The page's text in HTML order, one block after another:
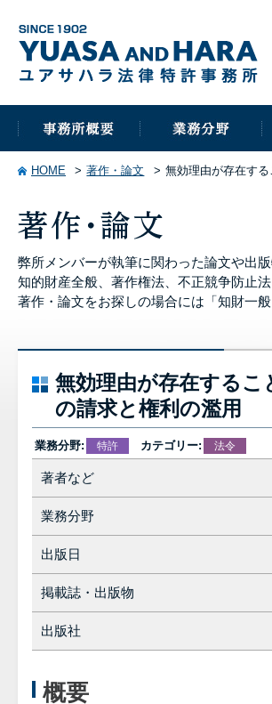
HOME 著作・論文 無効理由が存在す
弊所メンバーが執筆に関わった論文や出
知的財産全般、著作権法、不正競争防止
著作・論文をお探しの場合には「知財一
無効理由が存在する
の請求と権利の濫用
業務分野: 特許 カテゴリー: 法令
著者など
業務分野
出版日
掲載誌・出版物
出版社
概要